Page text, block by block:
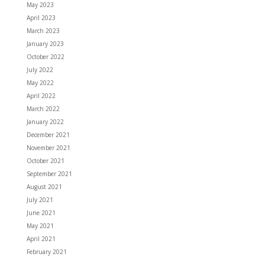
May 2023
April 2023
March 2023
January 2023
October 2022
July 2022
May 2022
April 2022
March 2022
January 2022
December 2021
November 2021
October 2021
September 2021
August 2021
July 2021
June 2021
May 2021
April 2021
February 2021